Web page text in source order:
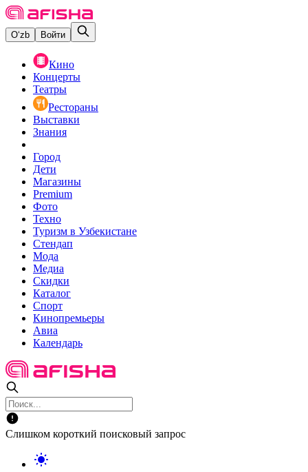
O‘zb Войти
Кино
Концерты
Театры
Рестораны
Выставки
Знания
Город
Дети
Магазины
Premium
Фото
Техно
Туризм в Узбекистане
Стендап
Мода
Медиа
Скидки
Каталог
Спорт
Кинопремьеры
Авиа
Календарь
Слишком короткий поисковый запрос